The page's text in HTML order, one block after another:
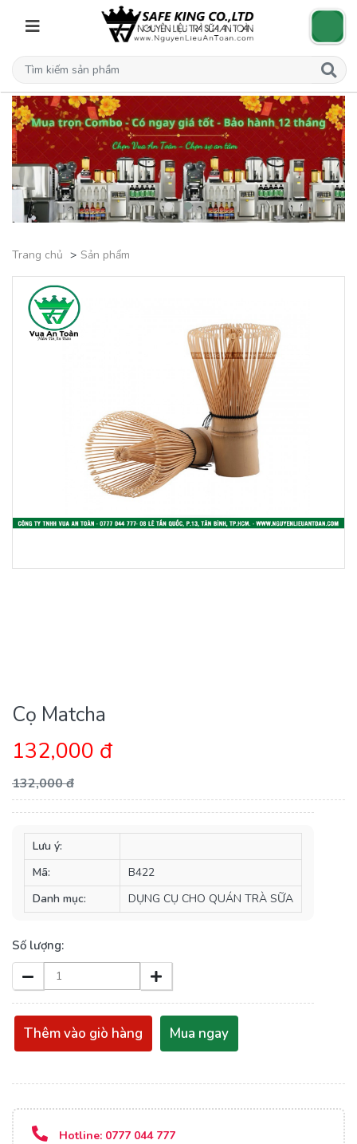
Trang chủ Sản phẩm
Cọ Matcha
132,000 đ
132,000 đ
Lưu ý:
Mã:
B422
Danh mục:
DỤNG CỤ CHO QUÁN TRÀ SỮA
Số lượng:
Thêm vào giò hàng Mua ngay
Hotline: 0777 044 777